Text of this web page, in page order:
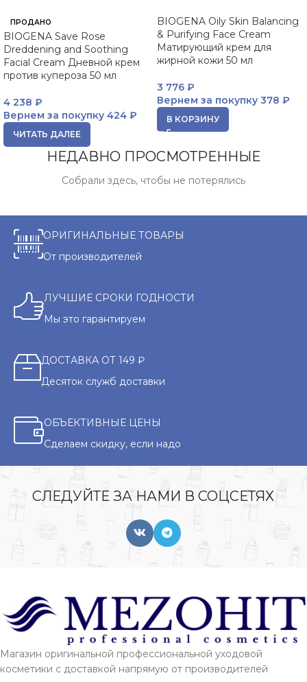
ПРОДАНО
BIOGENA Save Rose
Dreddening and Soothing
Facial Cream Дневной крем
против купероза 50 мл
4 238 ₽
Вернем за покупку 424 ₽
ЧИТАТЬ ДАЛЕЕ
BIOGENA Oily Skin Balancing
& Purifying Face Cream
Матирующий крем для
жирной кожи 50 мл
3 776 ₽
Вернем за покупку 378 ₽
В КОРЗИНУ
НЕДАВНО ПРОСМОТРЕННЫЕ
Собрали здесь, чтобы не потерялись
ОРИГИНАЛЬНЫЕ ТОВАРЫ
От производителей
ЛУЧШИЕ СРОКИ ГОДНОСТИ
Мы это гарантируем
ДОСТАВКА ОТ 149 ₽
Десяток служб доставки
ОБЪЕКТИВНЫЕ ЦЕНЫ
Сделаем скидку, если надо
СЛЕДУЙТЕ ЗА НАМИ В СОЦСЕТЯХ
Магазин оригинальной профессиональной уходовой
косметики с доставкой напрямую от производителей